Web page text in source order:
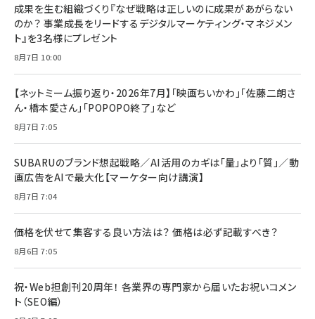
成果を生む組織づくり『なぜ戦略は正しいのに成果があがらない
のか？ 事業成長をリードするデジタルマーケティング・マネジメン
ト』を3名様にプレゼント
8月7日 10:00
【ネットミーム振り返り・2026年7月】「映画ちいかわ」「佐藤二朗さ
ん・橋本愛さん」「POPOPO終了」など
8月7日 7:05
SUBARUのブランド想起戦略／AI活用のカギは「量」より「質」／動
画広告をAIで最大化【マーケター向け講演】
8月7日 7:04
価格を伏せて集客する良い方法は？ 価格は必ず記載すべき？
8月6日 7:05
祝・Web担創刊20周年！ 各業界の専門家から届いたお祝いコメン
ト（SEO編）